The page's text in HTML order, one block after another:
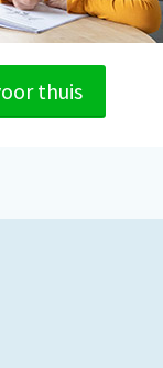
thuis